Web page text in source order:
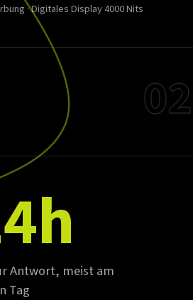
· Digitales Display 4000 Nits
02
Antwort, meist am
Tag